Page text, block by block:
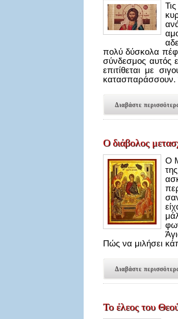
πολύ δύσκολα
σύνδεσμος αυτός
επιτίθεται με
κατασπαράσσουν.
Διαβάστε
Ο διάβολος
Ο
Πώς να μιλήσει
Διαβάστε
Το έλεος του